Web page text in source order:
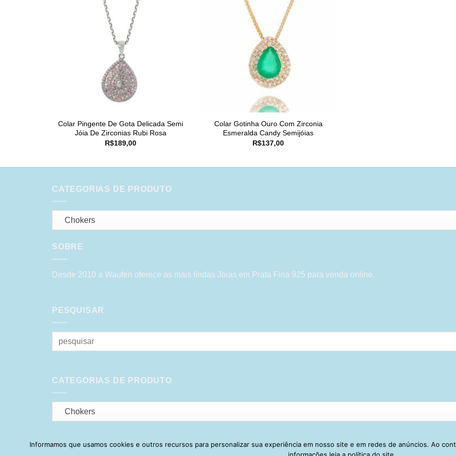
Colar Pingente De Gota Delicada Semi
Jóia De Zirconias Rubi Rosa
R$189,00
Colar Gotinha Ouro Com Zirconia
Esmeralda Candy Semijóias
R$137,00
CATEGORIAS DE PRODUTO
Chokers
SOBRE
Desde 2010 a Waufen oferece as mais lindas Joias em Prata Fina 925 para venda online.
PESQUISAR
Pesquisar
por:
CATEGORIAS DE PRODUTO
Chokers
Visa PayPal Stripe MasterCardCash
Informamos que usamos cookies e outros recursos para personalizar sua experiência em nosso site e em redes de anúncios. Ao
informações leia a política do site.